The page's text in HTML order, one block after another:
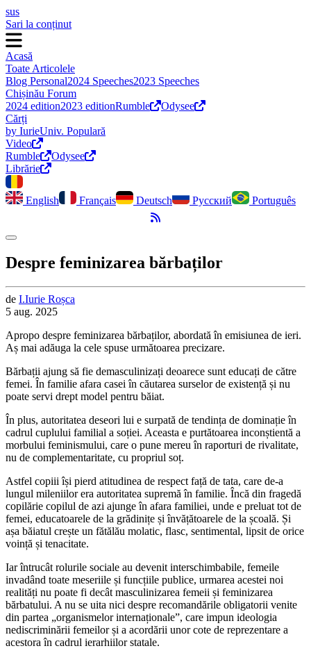
sus
Sari la conținut
Acasă
Toate Articolele
Blog Personal2024 Speeches2023 Speeches
Chișinău Forum
2024 edition2023 editionRumble
Odysee
Cărți
by IurieUniv. Populară
Video
Rumble
Odysee
Librărie
English Français Deutsch Русский
Português
Flux RSS
Comută modul întunecat
Despre feminizarea bărbaților
de I.Iurie Roșca
5 aug. 2025
Apropo despre feminizarea bărbaților, abordată în emisiunea de ieri.
Aș mai adăuga la cele spuse următoarea precizare.
Bărbații ajung să fie demasculinizați deoarece sunt educați de către
femei. În familie afara casei în căutarea surselor de existență și nu
poate servi drept model pentru băiat.
În plus, autoritatea deseori lui e surpată de tendința de dominație în
cadrul cuplului familial a soției. Aceasta e purtătoarea inconștientă a
morbului feminismului, care o pune mereu în raporturi de rivalitate,
nu de complementaritate, cu propriul soț.
Astfel copiii își pierd atitudinea de respect față de tata, care de-a
lungul mileniilor era autoritatea supremă în familie. Încă din fragedă
copilărie copilul de azi ajunge în afara familiei, unde e preluat tot de
femei, educatoarele de la grădinițe și învățătoarele de la școală. Și
așa băiatul crește un fătălău molatic, flasc, sentimental, lipsit de orice
voință și tenacitate.
Iar întrucât rolurile sociale au devenit interschimbabile, femeile
invadând toate meseriile și funcțiile publice, urmarea acestei noi
realități nu poate fi decât masculinizarea femeii și feminizarea
bărbatului. A nu se uita nici despre recomandările obligatorii venite
din partea „organismelor internaționale”, care impun ideologia
nediscriminării femeilor și a acordării unor cote de reprezentare a
acestora în cadrul ierarhiilor statale.